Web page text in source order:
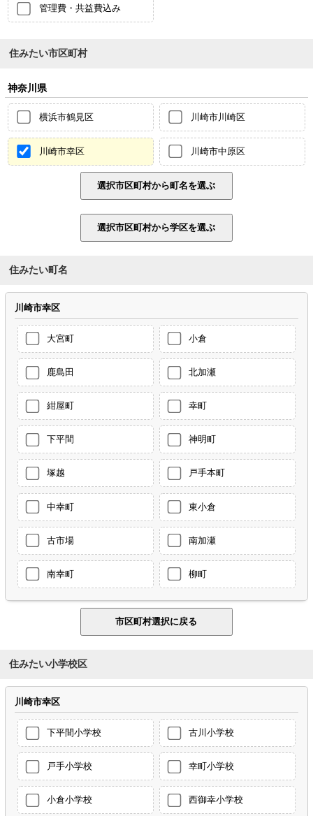
管理費・共益費込み
住みたい市区町村
神奈川県
横浜市鶴見区 川崎市川崎区
川崎市幸区 川崎市中原区
住みたい町名
川崎市幸区
大宮町 小倉
鹿島田 北加瀬
紺屋町 幸町
下平間 神明町
塚越 戸手本町
中幸町 東小倉
古市場 南加瀬
南幸町 柳町
住みたい小学校区
川崎市幸区
下平間小学校 古川小学校
戸手小学校 幸町小学校
小倉小学校 西御幸小学校